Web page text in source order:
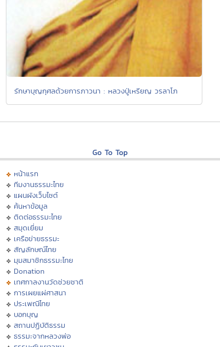
รักษาบุญกุศลด้วยการภาวนา : หลวงปู่เหรียญ วรลาโภ
Go To Top
หน้าแรก
ทีมงานธรรมะไทย
แผนผังเว็บไซต์
ค้นหาข้อมูล
ติดต่อธรรมะไทย
สมุดเยี่ยม
เครือข่ายธรรมะ
สัญลักษณ์ไทย
มุมสมาชิกธรรมะไทย
Donation
เทศกาลงานวัดช่วยชาติ
การเผยแผ่ศาสนา
ประเพณีไทย
บอกบุญ
สถานปฏิบัติธรรม
ธรรมะจากหลวงพ่อ